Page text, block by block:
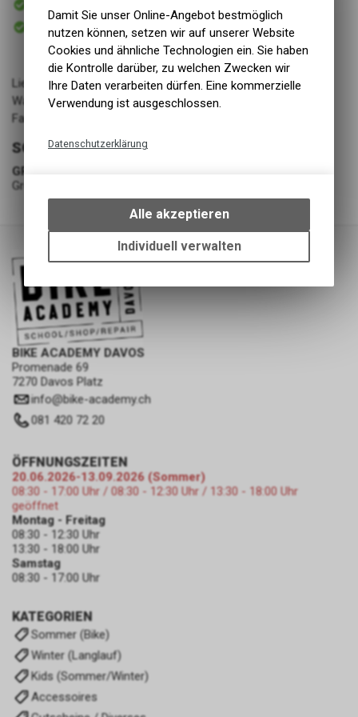
Versand
Sofort abholbar
Abholung BIKE ACADEMY DAVOS
Lieferant: Adidas
Warengruppe: Bekleidung - Schuhe
Farbe: ACIMIN/HAZEME/CBLACK
SCHUHE
GRÖSSE
Grösse 40.5
BIKE ACADEMY DAVOS
Promenade 69
7270 Davos Platz
info@bike-academy.ch
081 420 72 20
KATEGORIEN
Sommer (Bike)
Winter (Langlauf)
Kids (Sommer/Winter)
Accessoires
ÖFFNUNGSZEITEN
20.06.2026-13.09.2026 (Sommer)
08:30 - 17:00 Uhr / 08:30 - 12:30 Uhr / 13:30 - 18:00 Uhr
geöffnet
Montag - Freitag
08:30 - 12:30 Uhr
13:30 - 18:00 Uhr
Samstag
08:30 - 17:00 Uhr
Damit Sie unser Online-Angebot bestmöglich
nutzen können, setzen wir auf unserer Website
Cookies und ähnliche Technologien ein. Sie haben
die Kontrolle darüber, zu welchen Zwecken wir
Ihre Daten verarbeiten dürfen. Eine kommerzielle
Verwendung ist ausgeschlossen.
Datenschutzerklärung
bestimmte Interaktionen und
Einstellungen auf Ihrem Gerät,
um die grundlegenden
Funktionen unseres Online-
des Warenkorbs, zu
ermöglichen. Bitte beachten Sie,
dass die gespeicherten Daten
keinerlei Rückschlüsse auf Ihre
persönlichen Informationen
Alle akzeptieren
Individuell verwalten